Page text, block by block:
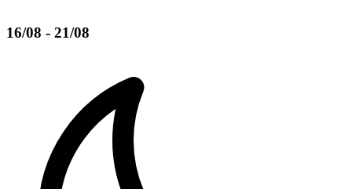
16/08 - 21/08